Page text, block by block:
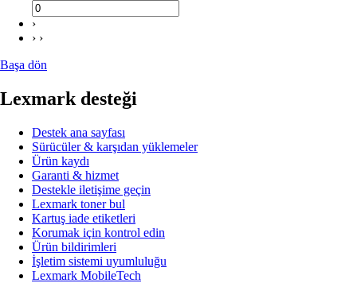
›
› ›
Başa dön
Lexmark desteği
Destek ana sayfası
Sürücüler & karşıdan yüklemeler
Ürün kaydı
Garanti & hizmet
Destekle iletişime geçin
Lexmark toner bul
Kartuş iade etiketleri
Korumak için kontrol edin
Ürün bildirimleri
İşletim sistemi uyumluluğu
Lexmark MobileTech